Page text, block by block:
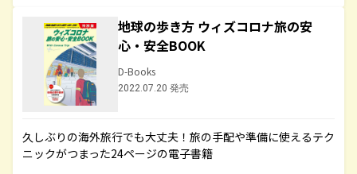
地球の歩き方 ウィズコロナ旅の安
心・安全BOOK
D-Books
2022.07.20 発売
久しぶりの海外旅行でも大丈夫！旅の手配や準備に使えるテク
ニックがつまった24ページの電子書籍